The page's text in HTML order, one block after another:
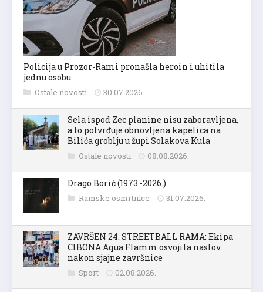
Policija u Prozor-Rami pronašla heroin i uhitila
jednu osobu
Ostale novosti 30.07.2026.
Sela ispod Zec planine nisu zaboravljena,
a to potvrđuje obnovljena kapelica na
Bilića groblju u župi Solakova Kula
Ostale novosti 08.08.2026.
Drago Borić (1973.-2026.)
Ramske osmrtnice 31.07.2026.
ZAVRŠEN 24. STREETBALL RAMA: Ekipa
CIBONA Aqua Flamm osvojila naslov
nakon sjajne završnice
Sport 02.08.2026.